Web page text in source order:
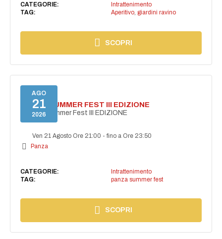
CATEGORIE:
Intrattenimento
TAG:
Aperitivo, giardini ravino
SCOPRI
AGO
21
2026
PANZA SUMMER FEST III EDIZIONE
PANZA Summer Fest III EDIZIONE
Ven 21 Agosto Ore 21:00 -fino a Ore 23:50
Panza
CATEGORIE:
Intrattenimento
TAG:
panza summer fest
SCOPRI